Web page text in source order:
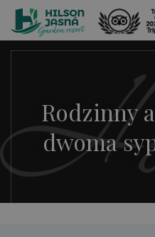
Rodzinny
dwoma